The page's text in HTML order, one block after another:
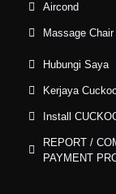
Aircond
Massage Chair
Hubungi Saya
Kerjaya
Install
REPORT /
PAYMENT